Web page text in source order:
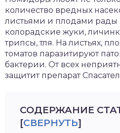
количество вредных
листьями и плодами рады
колорадские жуки,
трипсы, тля. На листьях,
томатов паразитируют
бактерии. От всех
защитит препарат
СОДЕРЖАНИЕ
[СВЕРНУТЬ]